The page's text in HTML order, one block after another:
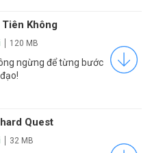
Không
120 MB
ngừng để từng bước
Quest
32 MB